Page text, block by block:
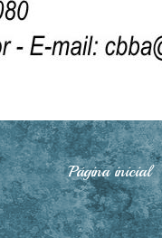
Página inicial